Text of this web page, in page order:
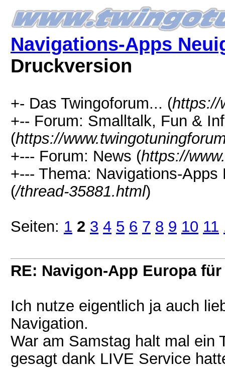
Navigations-Apps
Druckversion
+- Das Twingoforum... (https://
+-- Forum: Smalltalk, Fun &
(https://
+--- Forum: News (https://
+--- Thema: Navigations-
(/thread-35881.html)
Seiten: 1 2 3 4 5 6 7 8 9 10 11
RE: Navigon-App Europa
Ich nutze eigentlich ja auch
Navigation.
War am Samstag halt mal ein
gesagt dank LIVE Service